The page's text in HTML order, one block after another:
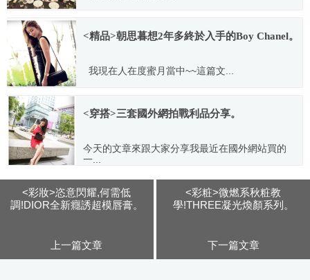
2014.07.31
<精品>朝思暮想2年多終於入手的Boy Chanel。
我現在人在度蜜月當中~~這篇文...
2014.09.11
<穿搭>三套國外網拍戰利品分享。
今天的文章來跟大家分享我最近在國外網站買的
一...
<彩妝>恣意閃耀,何需低
調!DIOR全新癮誘超模唇膏。
上一篇文章
<彩粧>微燃系秋粧教
學!THREE凝光煥顏系列。
下一篇文章